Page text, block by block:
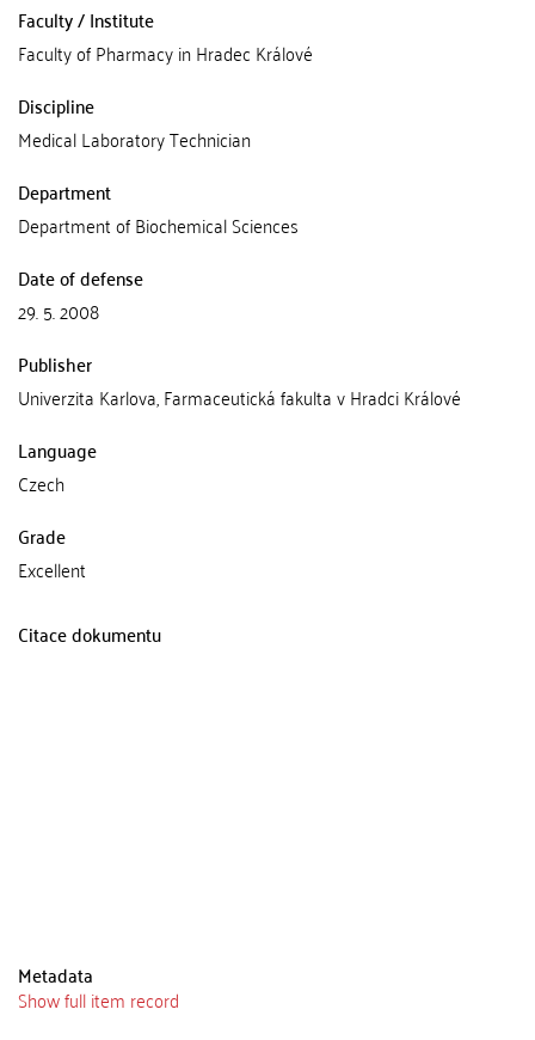
Faculty / Institute
Faculty of Pharmacy in Hradec Králové
Discipline
Medical Laboratory Technician
Department
Department of Biochemical Sciences
Date of defense
29. 5. 2008
Publisher
Univerzita Karlova, Farmaceutická fakulta v Hradci Králové
Language
Czech
Grade
Excellent
Citace dokumentu
Metadata
Show full item record